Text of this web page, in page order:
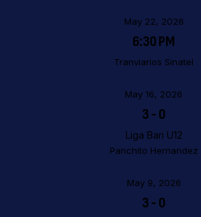
May 22, 2026
6:30 PM
Tranviarios Sinatel
May 16, 2026
3-0
Liga Bari U12
Panchito Hernandez
May 9, 2026
3-0